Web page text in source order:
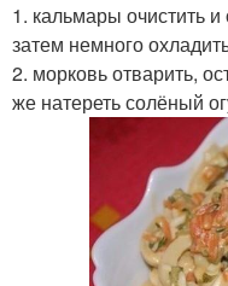
1. кальмары очистить
затем немного
2. морковь отварить,
же натереть солёный